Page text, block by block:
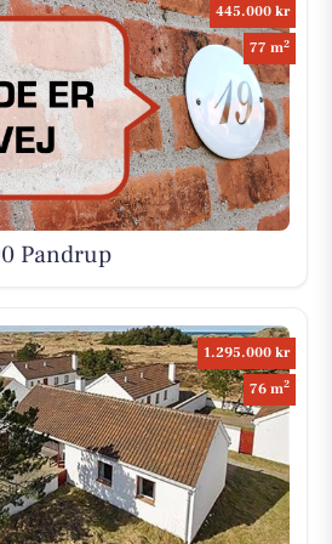
445.000 kr
77 m2
Pandrup
1.295.000 kr
76 m2